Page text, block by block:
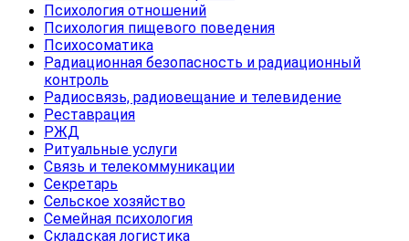
Психология отношений
Психология пищевого поведения
Психосоматика
Радиационная безопасность и радиационный
контроль
Радиосвязь, радиовещание и телевидение
Реставрация
РЖД
Ритуальные услуги
Связь и телекоммуникации
Секретарь
Сельское хозяйство
Семейная психология
Складская логистика